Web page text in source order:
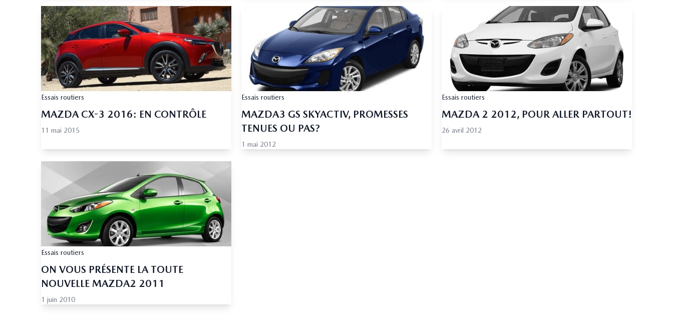
Essais routiers
MAZDA CX-3 2016: EN CONTRÔLE
11 mai 2015
Essais routiers
MAZDA3 GS SKYACTIV, PROMESSES
TENUES OU PAS?
1 mai 2012
Essais routiers
MAZDA 2 2012, POUR ALLER PARTOUT!
26 avril 2012
Essais routiers
ON VOUS PRÉSENTE LA TOUTE
NOUVELLE MAZDA2 2011
1 juin 2010